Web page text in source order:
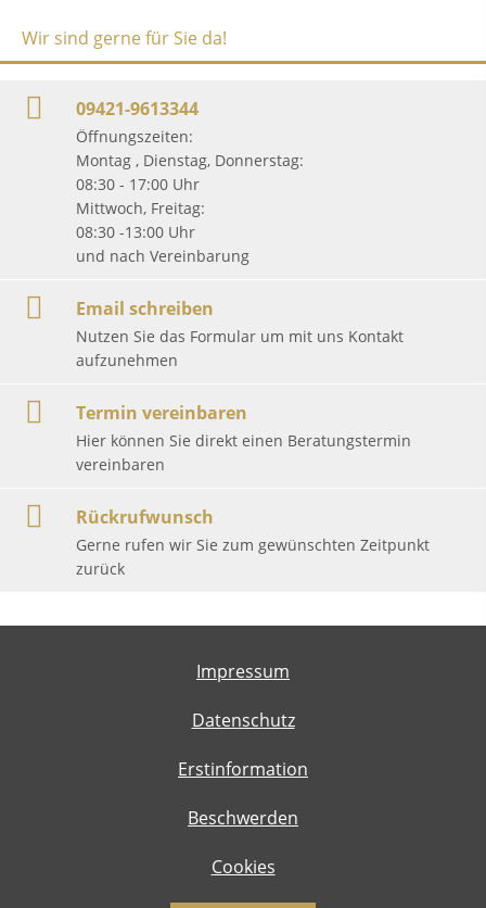
Wir sind gerne für Sie da!
09421-9613344
Öffnungszeiten:
Montag , Dienstag, Donnerstag:
08:30 - 17:00 Uhr
Mittwoch, Freitag:
08:30 -13:00 Uhr
und nach Vereinbarung
Email schreiben
Nutzen Sie das Formular um mit uns Kontakt
aufzunehmen
Termin vereinbaren
Hier können Sie direkt einen Beratungstermin
vereinbaren
Rückrufwunsch
Gerne rufen wir Sie zum gewünschten Zeitpunkt
zurück
Impressum
Datenschutz
Erstinformation
Beschwerden
Cookies